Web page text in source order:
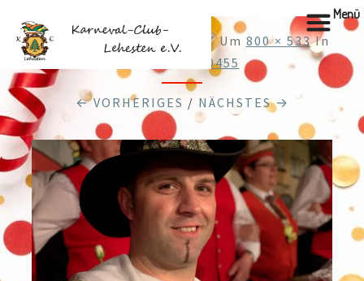
Veröffentlicht 28.12.2017Um 800 × 533In
Cache_48610455
← VORHERIGES / NÄCHSTES →
Menü